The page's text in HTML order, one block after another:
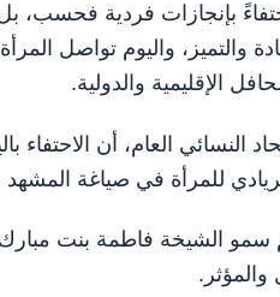
بإنجازات فردية فحسب،
واليوم تواصل
الإقليمية والدولية.
النسائي العام، أن الاحتفاء
للمرأة في صياغة المشهد
سمو الشيخة فاطمة بنت
والمؤثر.